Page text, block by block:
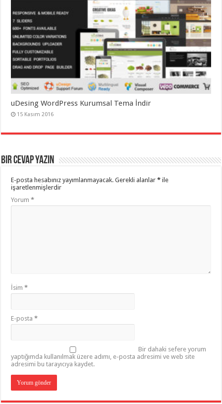
uDesing WordPress Kurumsal Tema İndir
15 Kasım 2016
Bir cevap yazın
E-posta hesabınız yayımlanmayacak. Gerekli alanlar* ile
işaretlenmişlerdir
Yorum*
İsim*
E-posta*
Bir dahaki sefere yorum
yaptığımda kullanılmak üzere adımı, e-posta adresimi ve web site
adresimi bu tarayıcıya kaydet.